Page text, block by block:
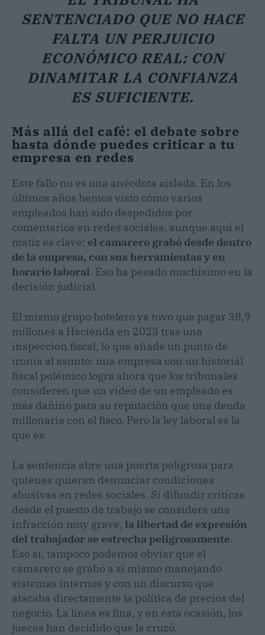
SENTENCIADO QUE NO HACE
FALTA UN PERJUICIO
ECONÓMICO REAL: CON
DINAMITAR LA CONFIANZA
ES SUFICIENTE.
Más allá del café: el debate sobre
hasta dónde puedes criticar a tu
empresa en redes
Este fallo no es una anécdota aislada. En los
últimos años hemos visto cómo varios
empleados han sido despedidos por
comentarios en redes sociales, aunque aquí el
matiz es clave: el camarero grabó desde dentro
de la empresa, con sus herramientas y en
horario laboral. Eso ha pesado muchísimo en la
decisión judicial.
El mismo grupo hotelero ya tuvo que pagar 38,9
millones a Hacienda en 2023 tras una
inspección fiscal, lo que añade un punto de
ironía al asunto: una empresa con un historial
fiscal polémico logra ahora que los tribunales
consideren que un vídeo de un empleado es
más dañino para su reputación que una deuda
millonaria con el fisco. Pero la ley laboral es la
que es.
La sentencia abre una puerta peligrosa para
quienes quieran denunciar condiciones
abusivas en redes sociales. Si difundir críticas
desde el puesto de trabajo se considera una
infracción muy grave, la libertad de expresión
del trabajador se estrecha peligrosamente.
Eso sí, tampoco podemos obviar que el
camarero se grabó a sí mismo manejando
sistemas internos y con un discurso que
atacaba directamente la política de precios del
negocio. La línea es fina, y en esta ocasión, los
jueces han decidido que la cruzó.